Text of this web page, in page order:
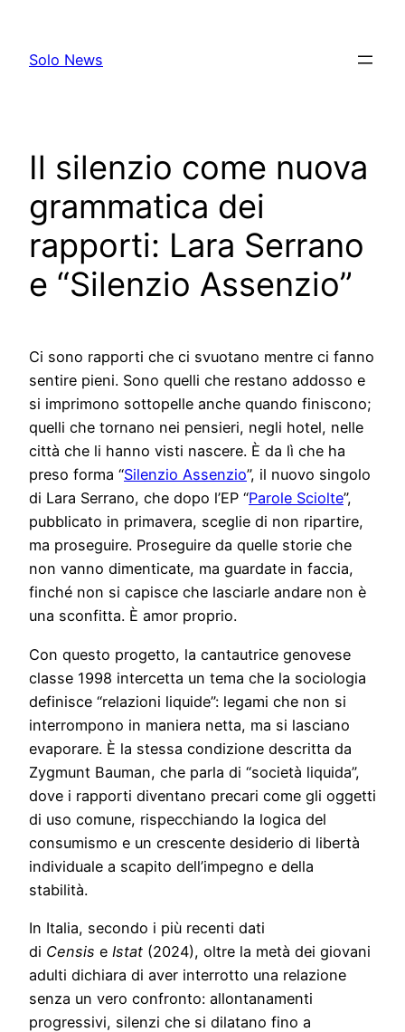
content
Solo News
Il silenzio come nuova
grammatica dei
rapporti: Lara Serrano
e “Silenzio Assenzio”
Ci sono rapporti che ci svuotano mentre ci fanno
sentire pieni. Sono quelli che restano addosso e
si imprimono sottopelle anche quando finiscono;
quelli che tornano nei pensieri, negli hotel, nelle
città che li hanno visti nascere. È da lì che ha
preso forma “Silenzio Assenzio”, il nuovo singolo
di Lara Serrano, che dopo l’EP “Parole Sciolte”,
pubblicato in primavera, sceglie di non ripartire,
ma proseguire. Proseguire da quelle storie che
non vanno dimenticate, ma guardate in faccia,
finché non si capisce che lasciarle andare non è
una sconfitta. È amor proprio.
Con questo progetto, la cantautrice genovese
classe 1998 intercetta un tema che la sociologia
definisce “relazioni liquide”: legami che non si
interrompono in maniera netta, ma si lasciano
evaporare. È la stessa condizione descritta da
Zygmunt Bauman, che parla di “società liquida”,
dove i rapporti diventano precari come gli oggetti
di uso comune, rispecchiando la logica del
consumismo e un crescente desiderio di libertà
individuale a scapito dell’impegno e della
stabilità.
In Italia, secondo i più recenti dati
di Censis e Istat (2024), oltre la metà dei giovani
adulti dichiara di aver interrotto una relazione
senza un vero confronto: allontanamenti
progressivi, silenzi che si dilatano fino a